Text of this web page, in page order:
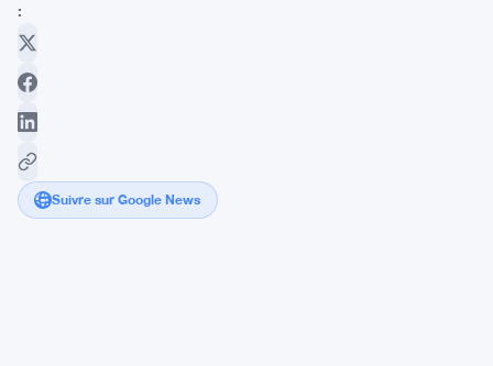
:
Suivre sur Google News